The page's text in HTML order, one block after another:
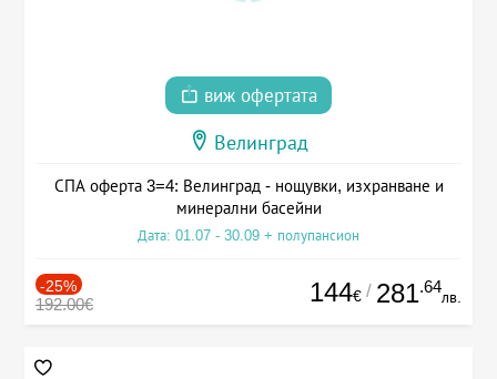
виж офертата
Велинград
СПА оферта 3=4: Велинград - нощувки, изхранване и
минерални басейни
Дата: 01.07 - 30.09 + полупансион
-25%
192.00€ 144€ / 281.64
лв.